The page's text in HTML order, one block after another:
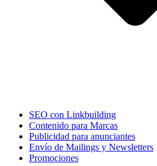
SEO con Linkbuilding
Contenido para Marcas
Publicidad para anunciantes
Envío de Mailings y Newsletters
Promociones